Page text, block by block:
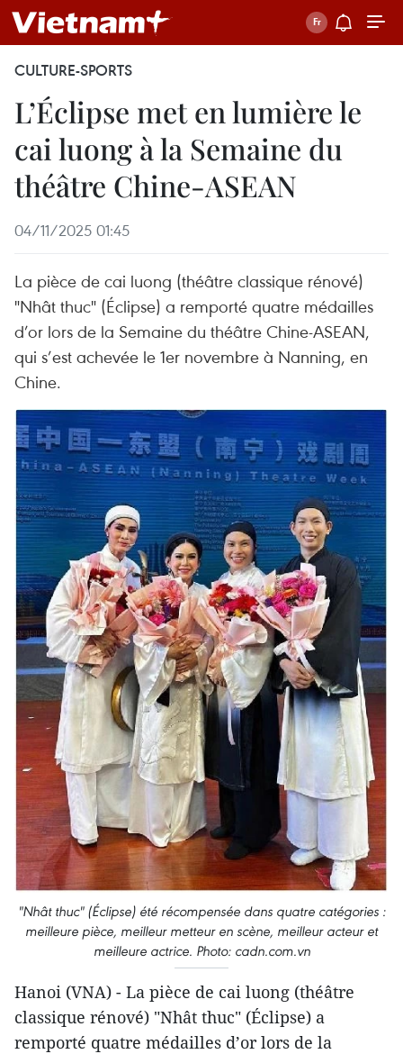
CULTURE-SPORTS
L’Éclipse met en lumière le
cai luong à la Semaine du
théâtre Chine-ASEAN
04/11/2025 01:45
La pièce de cai luong (théâtre classique rénové)
"Nhât thuc" (Éclipse) a remporté quatre médailles
d’or lors de la Semaine du théâtre Chine-ASEAN,
qui s’est achevée le 1er novembre à Nanning, en
Chine.
"Nhât thuc" (Éclipse) été récompensée dans quatre catégories :
meilleure pièce, meilleur metteur en scène, meilleur acteur et
meilleure actrice. Photo: cadn.com.vn
Hanoi (VNA) - La pièce de cai luong (théâtre
classique rénové) "Nhât thuc" (Éclipse) a
remporté quatre médailles d’or lors de la